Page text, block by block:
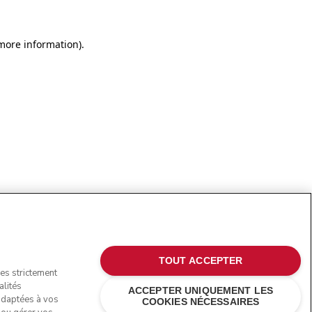
information).
strictement
à vos
ACCEPTER UNIQUEMENT LES
COOKIES NÉCESSAIRES
TOUT ACCEPTER